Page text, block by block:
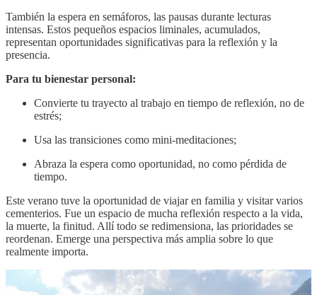
También la espera en semáforos, las pausas durante lecturas
intensas. Estos pequeños espacios liminales, acumulados,
representan oportunidades significativas para la reflexión y la
presencia.
Para tu bienestar personal:
Convierte tu trayecto al trabajo en tiempo de reflexión, no de
estrés;
Usa las transiciones como mini-meditaciones;
Abraza la espera como oportunidad, no como pérdida de
tiempo.
Este verano tuve la oportunidad de viajar en familia y visitar varios
cementerios. Fue un espacio de mucha reflexión respecto a la vida,
la muerte, la finitud. Allí todo se redimensiona, las prioridades se
reordenan. Emerge una perspectiva más amplia sobre lo que
realmente importa.